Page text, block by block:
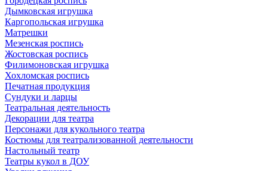
Дымковская игрушка
Каргопольская игрушка
Матрешки
Мезенская роспись
Жостовская роспись
Филимоновская игрушка
Хохломская роспись
Печатная продукция
Сундуки и ларцы
Театральная деятельность
Декорации для театра
Персонажи для кукольного театра
Костюмы для театрализованной деятельности
Настольный театр
Театры кукол в ДОУ